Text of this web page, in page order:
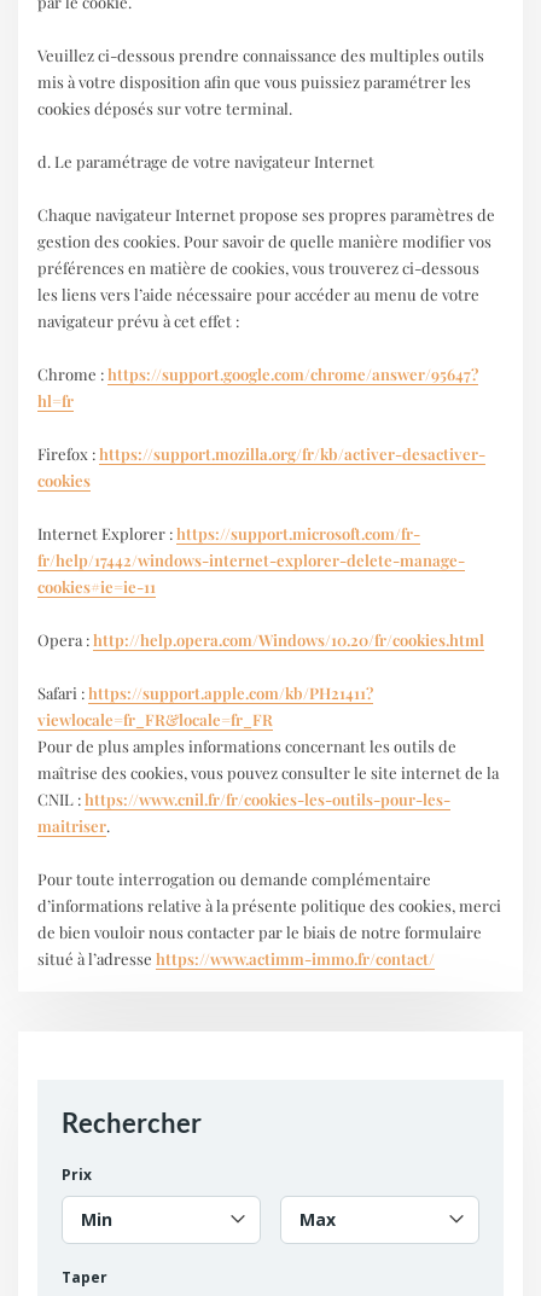
Veuillez ci-dessous prendre connaissance des multiples outils
mis à votre disposition afin que vous puissiez paramétrer les
cookies déposés sur votre terminal.
d. Le paramétrage de votre navigateur Internet
Chaque navigateur Internet propose ses propres paramètres de
gestion des cookies. Pour savoir de quelle manière modifier vos
préférences en matière de cookies, vous trouverez ci-dessous
les liens vers l’aide nécessaire pour accéder au menu de votre
navigateur prévu à cet effet :
Chrome :https://support.google.com/chrome/answer/95647?
hl=fr
Firefox :https://support.mozilla.org/fr/kb/activer-desactiver-
cookies
Internet Explorer :https://support.microsoft.com/fr-
fr/help/17442/windows-internet-explorer-delete-manage-
cookies#ie=ie-11
Opera :http://help.opera.com/Windows/10.20/fr/cookies.html
Safari :https://support.apple.com/kb/PH21411?
viewlocale=fr_FR&locale=fr_FR
Pour de plus amples informations concernant les outils de
maîtrise des cookies, vous pouvez consulter le site internet de la
CNIL :https://www.cnil.fr/fr/cookies-les-outils-pour-les-
maitriser.
Pour toute interrogation ou demande complémentaire
d’informations relative à la présente politique des cookies, merci
de bien vouloir nous contacter par le biais de notre formulaire
situé à l’adressehttps://www.actimm-immo.fr/contact/
Rechercher
Prix
Min Max
Taper